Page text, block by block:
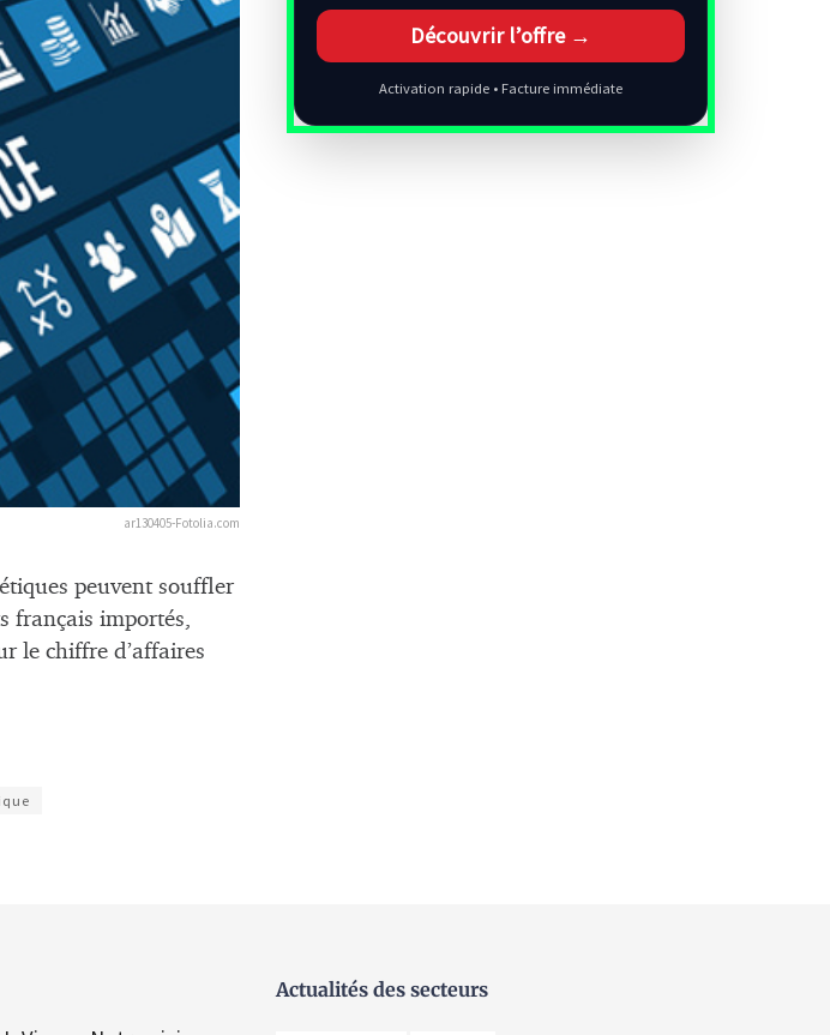
ar130405-Fotolia.com
peuvent souffler
français importés,
le chiffre d’affaires
Découvrir l’offre →
Activation rapide • Facture immédiate
Actualités des secteurs